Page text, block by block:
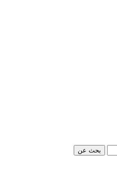
بحث عن